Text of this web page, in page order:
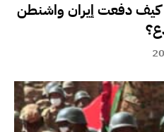
كيف دفعت إيران واشنطن